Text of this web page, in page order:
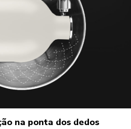
na ponta dos dedos